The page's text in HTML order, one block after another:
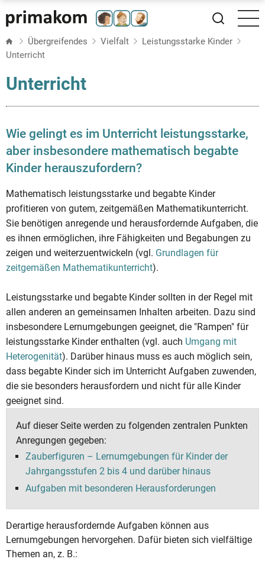
Direkt
zum
Inhalt
Übergreifendes Vielfalt
Leistungsstarke Kinder
Unterricht
Unterricht
Wie gelingt es im Unterricht leistungsstarke,
aber insbesondere mathematisch begabte
Kinder herauszufordern?
Mathematisch leistungsstarke und begabte Kinder
profitieren von gutem, zeitgemäßen Mathematikunterricht.
Sie benötigen anregende und herausfordernde Aufgaben, die
es ihnen ermöglichen, ihre Fähigkeiten und Begabungen zu
zeigen und weiterzuentwickeln (vgl. Grundlagen für
zeitgemäßen Mathematikunterricht).
Leistungsstarke und begabte Kinder sollten in der Regel mit
allen anderen an gemeinsamen Inhalten arbeiten. Dazu sind
insbesondere Lernumgebungen geeignet, die "Rampen" für
leistungsstarke Kinder enthalten (vgl. auch Umgang mit
Heterogenität). Darüber hinaus muss es auch möglich sein,
dass begabte Kinder sich im Unterricht Aufgaben zuwenden,
die sie besonders herausfordern und nicht für alle Kinder
geeignet sind.
Auf dieser Seite werden zu folgenden zentralen Punkten
Anregungen gegeben:
Zauberfiguren – Lernumgebungen für Kinder der
Jahrgangsstufen 2 bis 4 und darüber hinaus
Aufgaben mit besonderen Herausforderungen
Derartige herausfordernde Aufgaben können aus
Lernumgebungen hervorgehen. Dafür bieten sich vielfältige
Themen an, z. B.: